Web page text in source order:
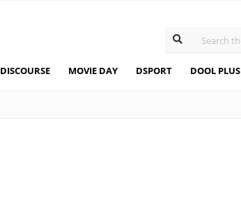
DISCOURSE MOVIE DAY DSPORT DOOL PLUS